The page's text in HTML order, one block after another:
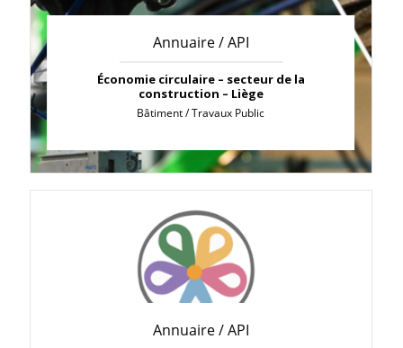
Annuaire / API
Économie circulaire – secteur de la
construction – Liège
Bâtiment / Travaux Public
Annuaire / API